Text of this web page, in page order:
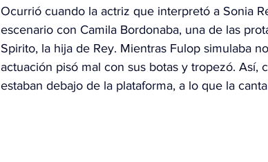
Ocurrió cuando la actriz que interpretó a Sonia
escenario con Camila Bordonaba, una de las
Spirito, la hija de Rey. Mientras Fulop simulaba
actuación pisó mal con sus botas y tropezó.
estaban debajo de la plataforma, a lo que la